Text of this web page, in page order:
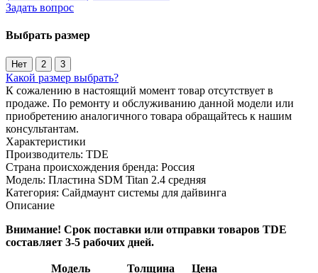
Задать вопрос
Выбрать размер
Нет 2 3
Какой размер выбрать?
К сожалению в настоящий момент товар отсутствует в
продаже. По ремонту и обслуживанию данной модели или
приобретению аналогичного товара обращайтесь к нашим
консультантам.
Характеристики
Производитель: TDE
Страна происхождения бренда: Россия
Модель: Пластина SDM Titan 2.4 средняя
Категория: Сайдмаунт системы для дайвинга
Описание
Внимание! Срок поставки или отправки товаров TDE
составляет 3-5 рабочих дней.
Модель Толщина
Цена